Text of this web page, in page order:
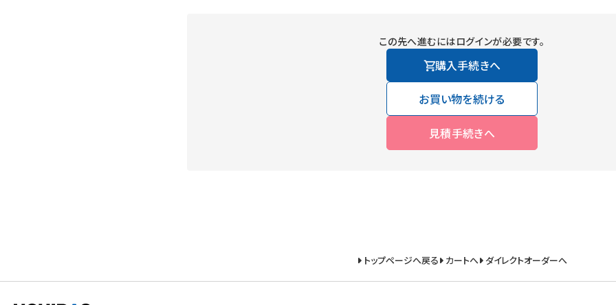
この先へ進むにはログインが必要です。
購入手続きへ
お買い物を続ける
見積手続きへ
トップページへ戻る カートへ ダイレクトオーダーへ